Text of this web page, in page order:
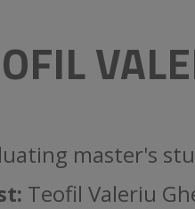
master's
Teofil Valeriu